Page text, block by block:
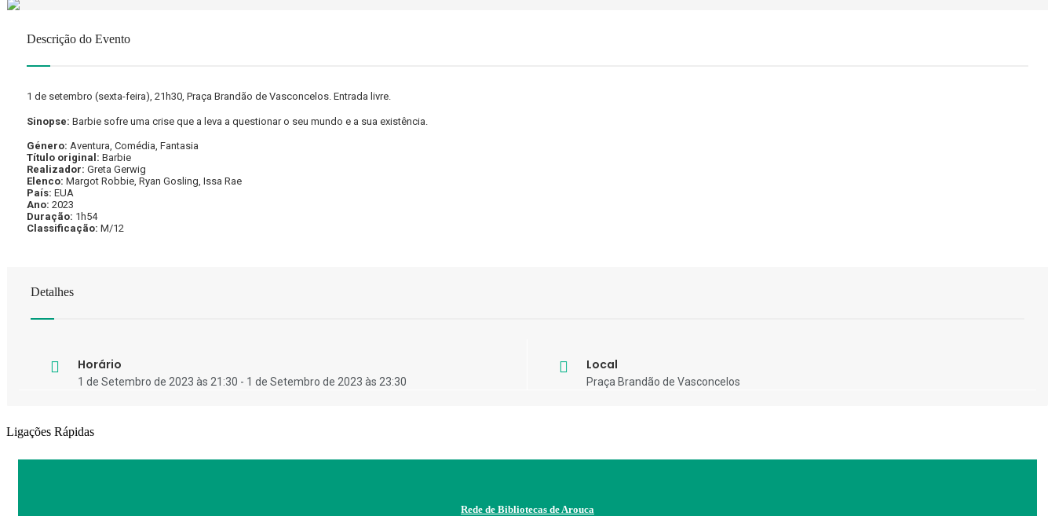
Descrição do Evento
1 de setembro (sexta-feira), 21h30, Praça Brandão de Vasconcelos. Entrada livre.
Sinopse: Barbie sofre uma crise que a leva a questionar o seu mundo e a sua existência.
Género: Aventura, Comédia, Fantasia
Título original: Barbie
Realizador: Greta Gerwig
Elenco: Margot Robbie, Ryan Gosling, Issa Rae
País: EUA
Ano: 2023
Duração: 1h54
Classificação: M/12
Detalhes
Horário
1 de Setembro de 2023 às 21:30 - 1 de Setembro de 2023 às 23:30
Local
Praça Brandão de Vasconcelos
Ligações Rápidas
Rede de Bibliotecas de Arouca